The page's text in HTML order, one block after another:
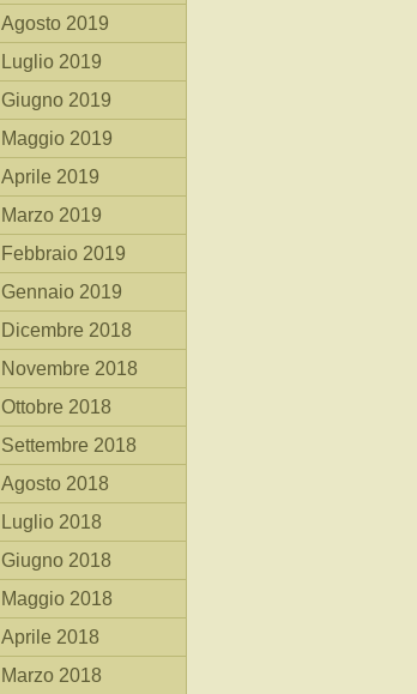
Agosto 2019
Luglio 2019
Giugno 2019
Maggio 2019
Aprile 2019
Marzo 2019
Febbraio 2019
Gennaio 2019
Dicembre 2018
Novembre 2018
Ottobre 2018
Settembre 2018
Agosto 2018
Luglio 2018
Giugno 2018
Maggio 2018
Aprile 2018
Marzo 2018